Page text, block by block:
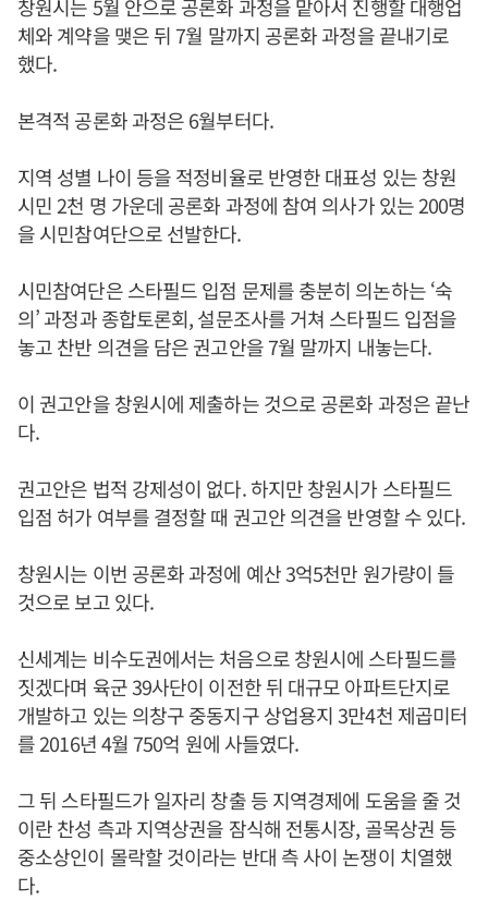
창원시는 5월 안으로 공론화 과정을 맡아서 진행할 대행업
체와 계약을 맺은 뒤 7월 말까지 공론화 과정을 끝내기로
했다.
본격적 공론화 과정은 6월부터다.
지역 성별 나이 등을 적정비율로 반영한 대표성 있는 창원
시민 2천 명 가운데 공론화 과정에 참여 의사가 있는 200명
을 시민참여단으로 선발한다.
시민참여단은 스타필드 입점 문제를 충분히 의논하는 ‘숙
의’ 과정과 종합토론회, 설문조사를 거쳐 스타필드 입점을
놓고 찬반 의견을 담은 권고안을 7월 말까지 내놓는다.
이 권고안을 창원시에 제출하는 것으로 공론화 과정은 끝난
다.
권고안은 법적 강제성이 없다. 하지만 창원시가 스타필드
입점 허가 여부를 결정할 때 권고안 의견을 반영할 수 있다.
창원시는 이번 공론화 과정에 예산 3억5천만 원가량이 들
것으로 보고 있다.
신세계는 비수도권에서는 처음으로 창원시에 스타필드를
짓겠다며 육군 39사단이 이전한 뒤 대규모 아파트단지로
개발하고 있는 의창구 중동지구 상업용지 3만4천 제곱미터
를 2016년 4월 750억 원에 사들였다.
그 뒤 스타필드가 일자리 창출 등 지역경제에 도움을 줄 것
이란 찬성 측과 지역상권을 잠식해 전통시장, 골목상권 등
중소상인이 몰락할 것이라는 반대 측 사이 논쟁이 치열했
다.